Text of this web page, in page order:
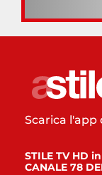
Scarica l'app
STILE TV HD
CANALE 78